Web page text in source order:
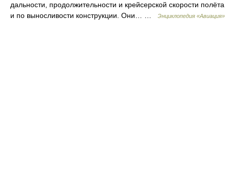
дальности, продолжительности и крейсерской скорости полёта
и по выносливости конструкции. Они… …
Энциклопедия «Авиация»